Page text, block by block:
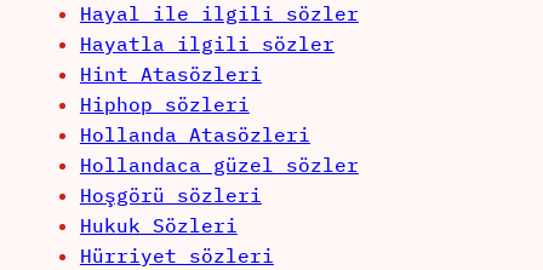
Hayal ile ilgili sözler
Hayatla ilgili sözler
Hint Atasözleri
Hiphop sözleri
Hollanda Atasözleri
Hollandaca güzel sözler
Hoşgörü sözleri
Hukuk Sözleri
Hürriyet sözleri